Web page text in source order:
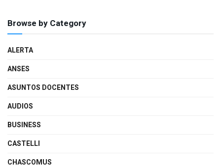
Browse by Category
ALERTA
ANSES
ASUNTOS DOCENTES
AUDIOS
BUSINESS
CASTELLI
CHASCOMUS